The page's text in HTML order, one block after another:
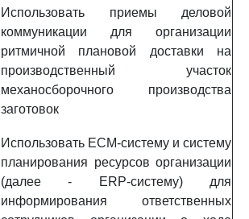
Использовать приемы деловой
коммуникации для организации
ритмичной плановой доставки на
производственный участок
механосборочного производства
заготовок
Использовать ECM-систему и систему
планирования ресурсов организации
(далее - ERP-систему) для
информирования ответственных